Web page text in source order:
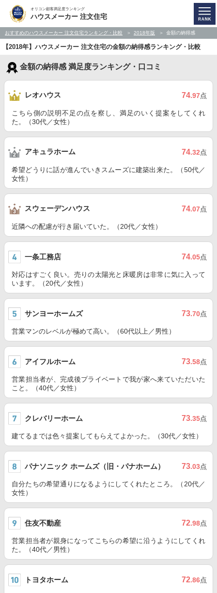
オリコン顧客満足度ランキング
ハウスメーカー 注文住宅
おすすめのハウスメーカー 注文住宅ランキング・比較 2018年版 金額の納得感
【2018年】ハウスメーカー 注文住宅の金額の納得感ランキング・比較
金額の納得感 満足度ランキング・口コミ
レオハウス 74.97点
こちら側の説明不足の点を察し、満足のいく提案をしてくれ
た。（30代／女性）
アキュラホーム 74.32点
希望どうりに話が進んでいきスムーズに建築出来た。（50代／
女性）
スウェーデンハウス 74.07点
近隣への配慮が行き届いていた。（20代／女性）
一条工務店 74.05点
対応はすごく良い。売りの太陽光と床暖房は非常に気に入って
います。（20代／女性）
サンヨーホームズ 73.70点
営業マンのレベルが極めて高い。（60代以上／男性）
アイフルホーム 73.58点
営業担当者が、完成後プライベートで我が家へ来ていただいた
こと。（40代／女性）
クレバリーホーム 73.35点
建てるまでは色々提案してもらえてよかった。（30代／女性）
パナソニック ホームズ（旧・パナホーム） 73.03点
自分たちの希望通りになるようにしてくれたところ。（20代／
女性）
住友不動産 72.98点
営業担当者が親身になってこちらの希望に沿うようにしてくれ
た。（40代／男性）
トヨタホーム 72.86点